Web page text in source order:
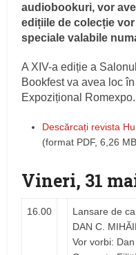
audiobookuri, vor
edițiile de colecție
speciale valabile
A XIV-a ediție a
Bookfest va avea loc
Expozițional
Descărcați revista
(format PDF, 6,26
Vineri, 31
16.00
Lansare de
DAN C.
Vor vorbi: